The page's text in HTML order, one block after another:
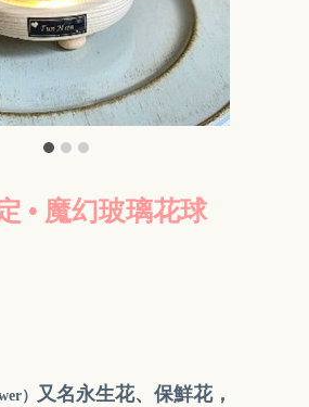
• 魔幻玻璃花球
） 又名永生花、保鮮花，